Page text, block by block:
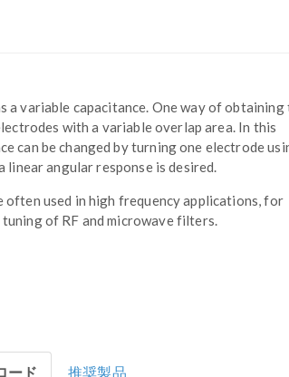
a variable capacitance. One way of obtaining
with a variable overlap area. In this
can be changed by turning one electrode
linear angular response is desired.
often used in high frequency applications, for
of RF and microwave filters.
ード 推奨製品